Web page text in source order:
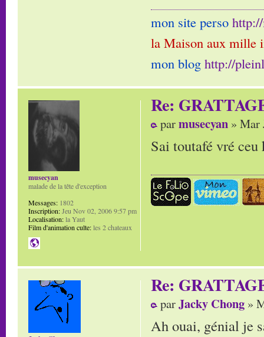
mon site perso
la Maison aux mille
mon blog http://
Re:
parmusecyan » Mar
Sai toutafé vré
musecyan
malade de la tête d'exception
Messages: 1802
Inscription:Jeu Nov 02, 2006 9:57 pm
Localisation:la Yaut
Film d'animation culte:les 2 chateaux
Re:
parJacky Chong »
Ah ouai, génial je